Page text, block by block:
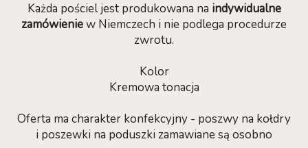
Każda pościel jest produkowana na indywidualne
zamówieniew Niemczech i nie podlega procedurze
zwrotu.
Kolor
Kremowa tonacja
Oferta ma charakter konfekcyjny - poszwy na kołdry
i poszewki na poduszki zamawiane są osobno